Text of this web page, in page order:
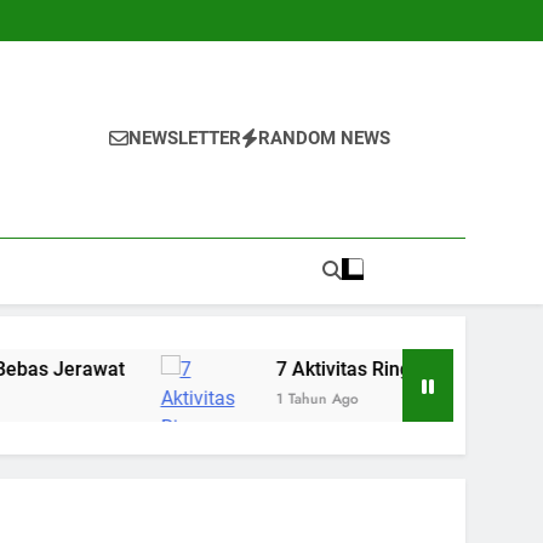
NEWSLETTER RANDOM NEWS
7 Aktivitas Ringan yang Bisa Menenangkan
1 Tahun Ago